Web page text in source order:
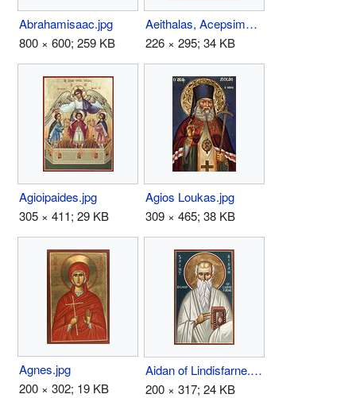
Abrahamisaac.jpg
800 × 600; 259 KB
Aeithalas, Acepsimus, and Joseph.jpg
226 × 295; 34 KB
Agioipaides.jpg
305 × 411; 29 KB
Agios Loukas.jpg
309 × 465; 38 KB
Agnes.jpg
200 × 302; 19 KB
Aidan of Lindisfarne.jpg
200 × 317; 24 KB